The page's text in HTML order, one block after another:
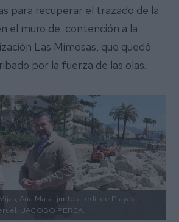
para recuperar el trazado de la
el muro de contención a la
Las Mimosas, que quedó
por la fuerza de las olas.
Ana Mata, junto al edil de Playas,
JACOBO PEREA.